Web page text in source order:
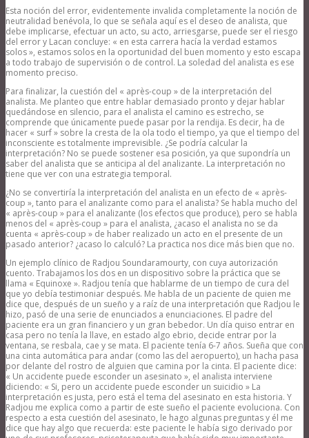
Esta noción del error, evidentemente invalida completamente la noción de
neutralidad benévola, lo que se señala aquí es el deseo de analista, que
debe implicarse, efectuar un acto, su acto, arriesgarse, puede ser el riesgo
del error y Lacan concluye: « en esta carrera hacía la verdad estamos
solos », estamos solos en la oportunidad del buen momento y esto escapa
a todo trabajo de supervisión o de control. La soledad del analista es ese
momento preciso.
Para finalizar, la cuestión del « après-coup » de la interpretación del
analista. Me planteo que entre hablar demasiado pronto y dejar hablar
quedándose en silencio, para el analista el camino es estrecho, se
comprende que únicamente puede pasar por la rendija. Es decir, ha de
hacer « surf » sobre la cresta de la ola todo el tiempo, ya que el tiempo del
inconsciente es totalmente imprevisible. ¿Se podría calcular la
interpretación? No se puede sostener esa posición, ya que supondría un
saber del analista que se anticipa al del analizante. La interpretación no
tiene que ver con una estrategia temporal.
¿No se convertiría la interpretación del analista en un efecto de « après-
coup », tanto para el analizante como para el analista? Se habla mucho del
« après-coup » para el analizante (los efectos que produce), pero se habla
menos del « après-coup » para el analista, ¿acaso el analista no se da
cuenta « après-coup » de haber realizado un acto en el presente de un
pasado anterior? ¿acaso lo calculó? La practica nos dice más bien que no.
Un ejemplo clínico de Radjou Soundaramourty, con cuya autorización
cuento. Trabajamos los dos en un dispositivo sobre la práctica que se
llama « Equinoxe ». Radjou tenía que hablarme de un tiempo de cura del
que yo debía testimoniar después. Me habla de un paciente de quien me
dice que, después de un sueño y a raíz de una interpretación que Radjou le
hizo, pasó de una serie de enunciados a enunciaciones. El padre del
paciente era un gran financiero y un gran bebedor. Un día quiso entrar en
casa pero no tenía la llave, en estado algo ebrio, decide entrar por la
ventana, se resbala, cae y se mata. El paciente tenía 6-7 años. Sueña que con
una cinta automática para andar (como las del aeropuerto), un hacha pasa
por delante del rostro de alguien que camina por la cinta. El paciente dice:
« Un accidente puede esconder un asesinato », el analista interviene
diciendo: « Si, pero un accidente puede esconder un suicidio » La
interpretación es justa, pero está el tema del asesinato en esta historia. Y
Radjou me explica como a partir de este sueño el paciente evoluciona. Con
respecto a esta cuestión del asesinato, le hago algunas preguntas y él me
dice que hay algo que recuerda: este paciente le había sigo derivado por